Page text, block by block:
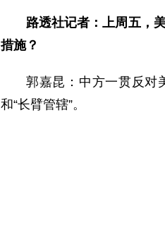
路透社记者：上周五，
措施？
郭嘉昆：中方一贯反对
和“长臂管辖”。